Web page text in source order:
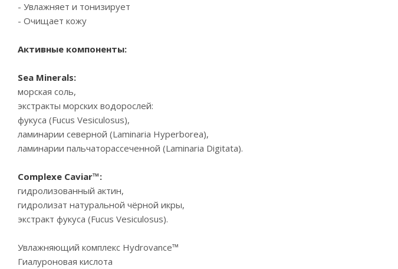
- Увлажняет и тонизирует
- Очищает кожу
Активные компоненты:
Sea Minerals:
морская соль,
экстракты морских водорослей:
фукуса (Fucus Vesiculosus),
ламинарии северной (Laminaria Hyperborea),
ламинарии пальчаторассеченной (Laminaria Digitata).
Complexe Caviar™:
гидролизованный актин,
гидролизат натуральной чёрной икры,
экстракт фукуса (Fucus Vesiculosus).
Увлажняющий комплекс Hydrovance™
Гиалуроновая кислота